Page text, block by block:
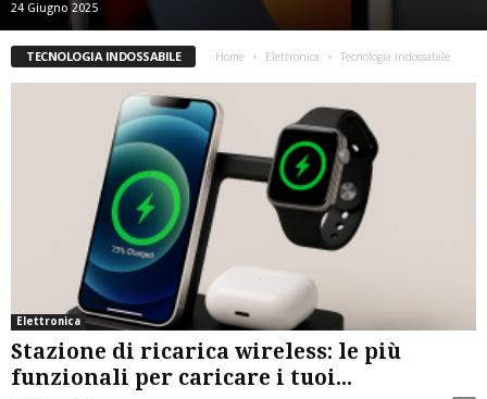
24 Giugno 2025
TECNOLOGIA INDOSSABILE Home Elettronica Tecnologia indossabile
Elettronica
Stazione di ricarica wireless: le più
funzionali per caricare i tuoi...